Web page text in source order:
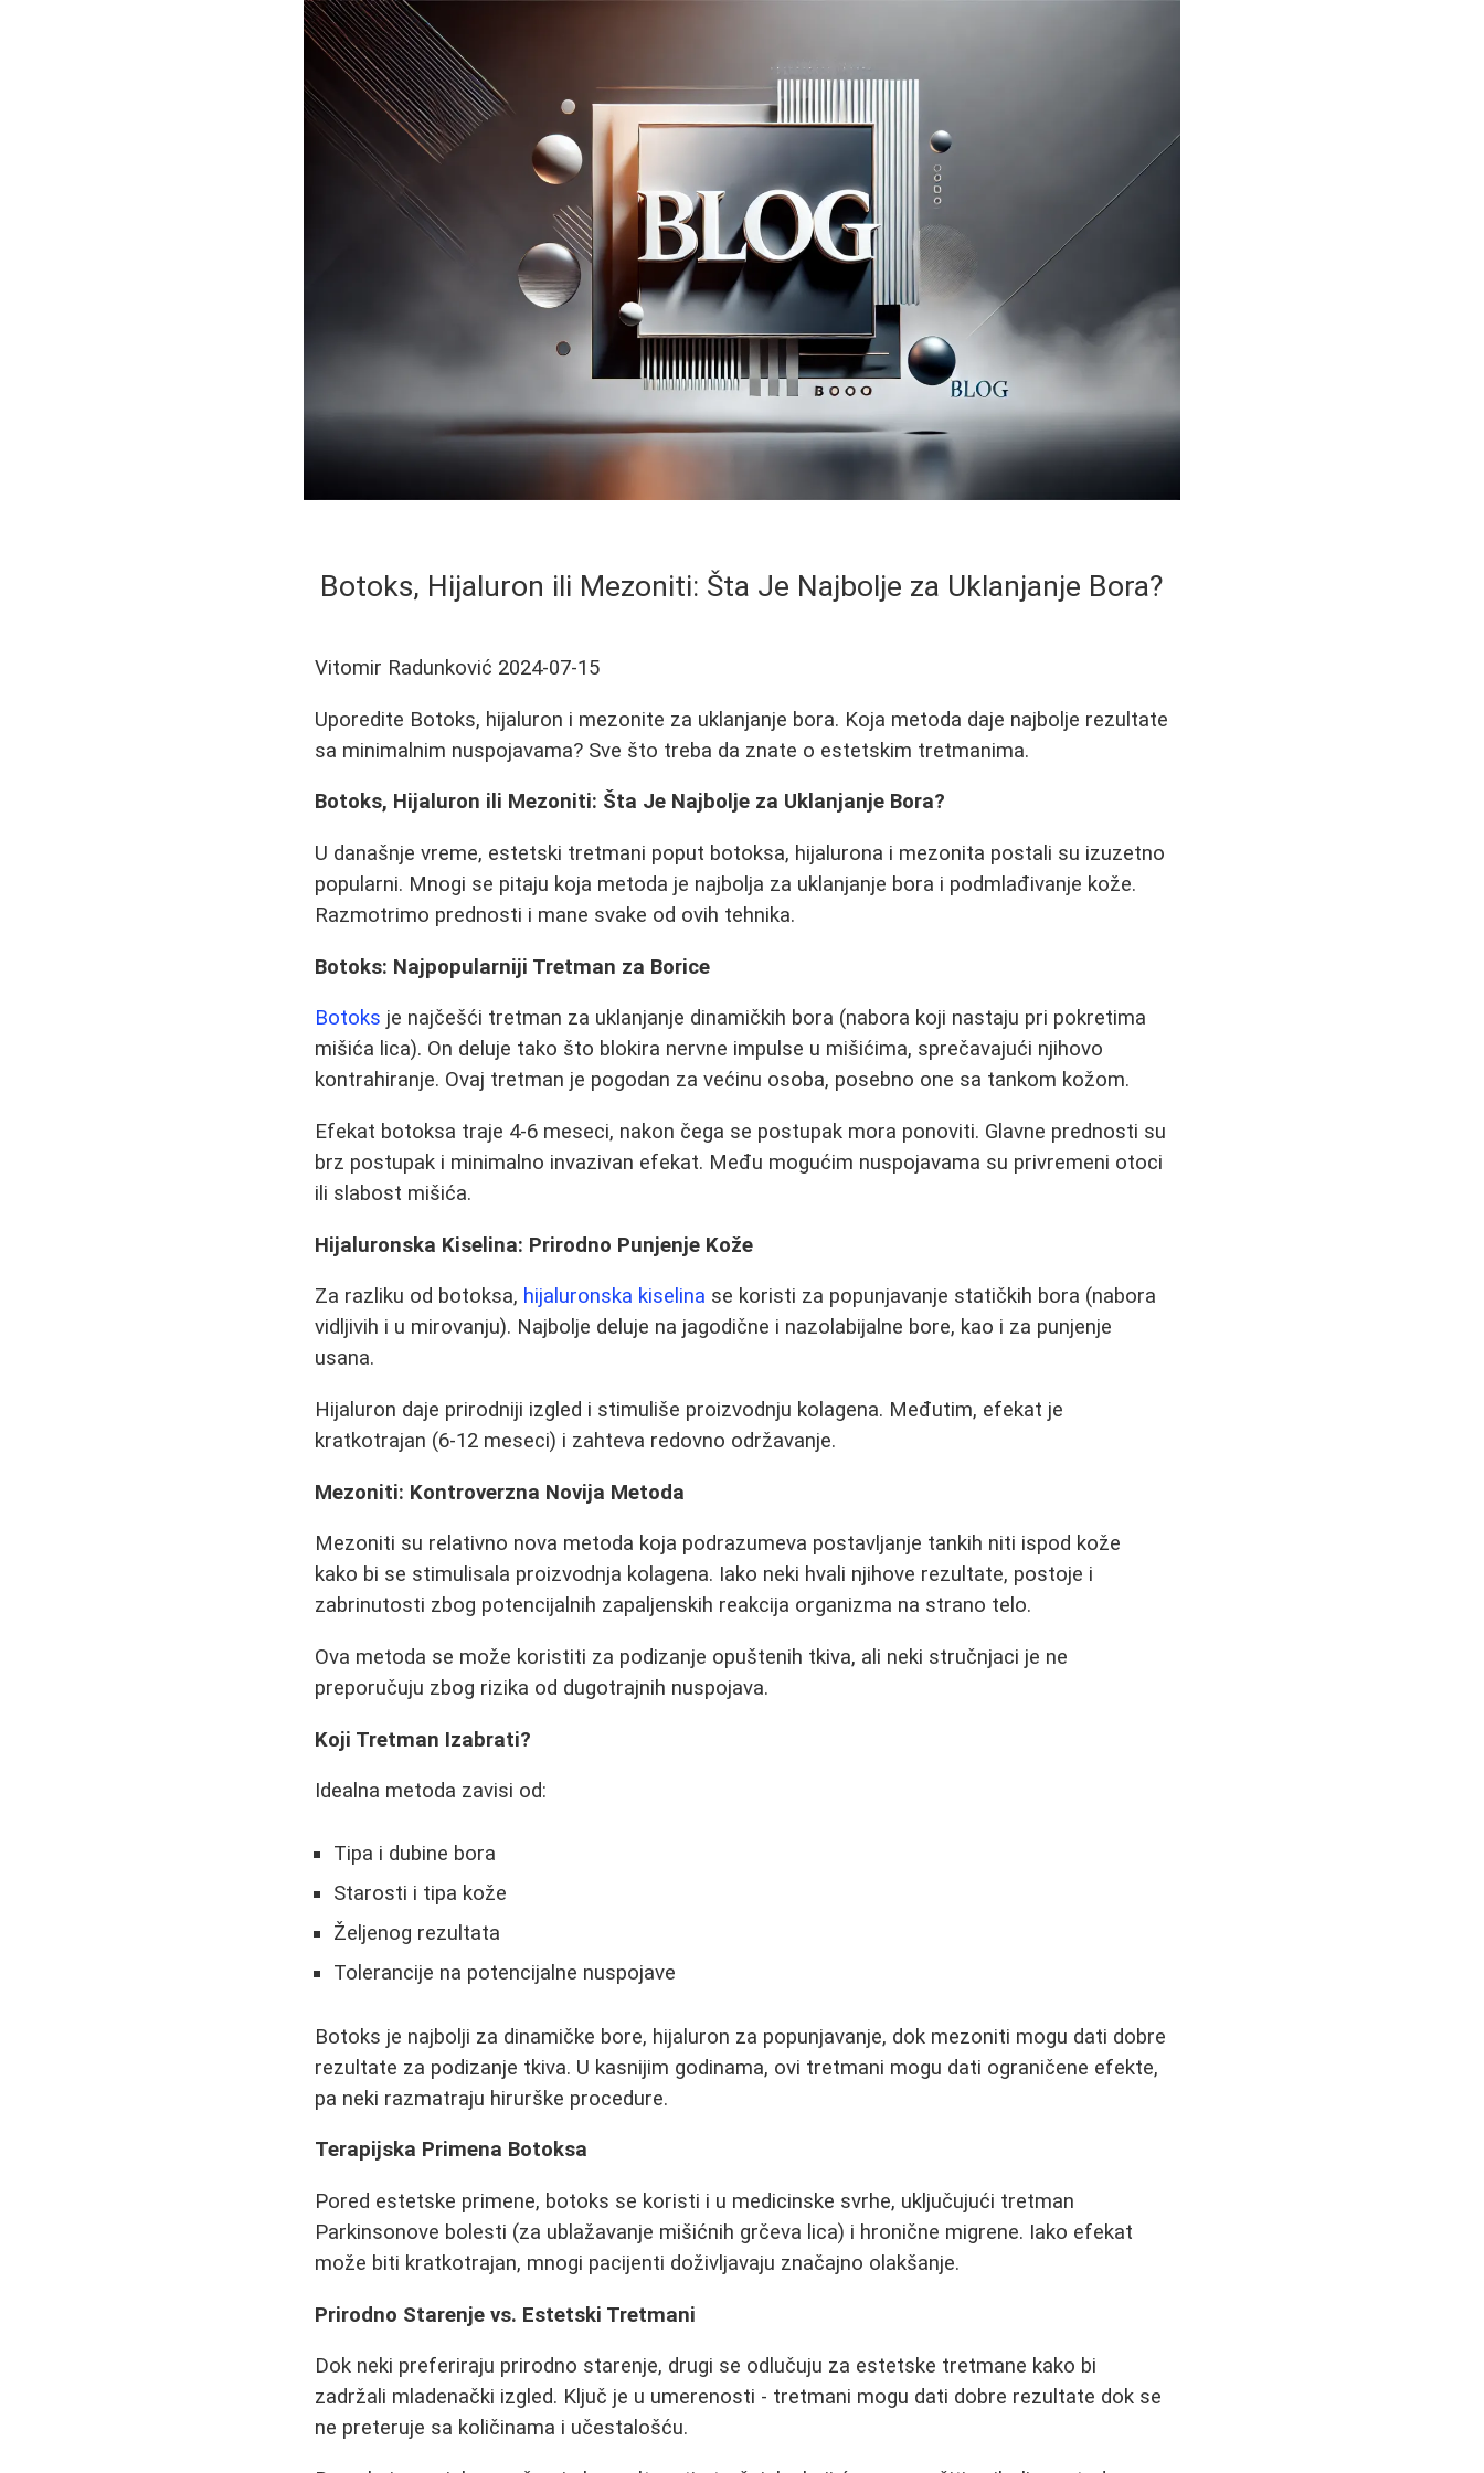
Botoks, Hijaluron ili Mezoniti: Šta Je Najbolje za Uklanjanje Bora?
Vitomir Radunković 2024-07-15
Uporedite Botoks, hijaluron i mezonite za uklanjanje bora. Koja metoda daje najbolje rezultate
sa minimalnim nuspojavama? Sve što treba da znate o estetskim tretmanima.
Botoks, Hijaluron ili Mezoniti: Šta Je Najbolje za Uklanjanje Bora?
U današnje vreme, estetski tretmani poput botoksa, hijalurona i mezonita postali su izuzetno
popularni. Mnogi se pitaju koja metoda je najbolja za uklanjanje bora i podmlađivanje kože.
Razmotrimo prednosti i mane svake od ovih tehnika.
Botoks: Najpopularniji Tretman za Borice
Botoks je najčešći tretman za uklanjanje dinamičkih bora (nabora koji nastaju pri pokretima
mišića lica). On deluje tako što blokira nervne impulse u mišićima, sprečavajući njihovo
kontrahiranje. Ovaj tretman je pogodan za većinu osoba, posebno one sa tankom kožom.
Efekat botoksa traje 4-6 meseci, nakon čega se postupak mora ponoviti. Glavne prednosti su
brz postupak i minimalno invazivan efekat. Među mogućim nuspojavama su privremeni otoci
ili slabost mišića.
Hijaluronska Kiselina: Prirodno Punjenje Kože
Za razliku od botoksa, hijaluronska kiselina se koristi za popunjavanje statičkih bora (nabora
vidljivih i u mirovanju). Najbolje deluje na jagodične i nazolabijalne bore, kao i za punjenje
usana.
Hijaluron daje prirodniji izgled i stimuliše proizvodnju kolagena. Međutim, efekat je
kratkotrajan (6-12 meseci) i zahteva redovno održavanje.
Mezoniti: Kontroverzna Novija Metoda
Mezoniti su relativno nova metoda koja podrazumeva postavljanje tankih niti ispod kože
kako bi se stimulisala proizvodnja kolagena. Iako neki hvali njihove rezultate, postoje i
zabrinutosti zbog potencijalnih zapaljenskih reakcija organizma na strano telo.
Ova metoda se može koristiti za podizanje opuštenih tkiva, ali neki stručnjaci je ne
preporučuju zbog rizika od dugotrajnih nuspojava.
Koji Tretman Izabrati?
Idealna metoda zavisi od:
Tipa i dubine bora
Starosti i tipa kože
Željenog rezultata
Tolerancije na potencijalne nuspojave
Botoks je najbolji za dinamičke bore, hijaluron za popunjavanje, dok mezoniti mogu dati dobre
rezultate za podizanje tkiva. U kasnijim godinama, ovi tretmani mogu dati ograničene efekte,
pa neki razmatraju hirurške procedure.
Terapijska Primena Botoksa
Pored estetske primene, botoks se koristi i u medicinske svrhe, uključujući tretman
Parkinsonove bolesti (za ublažavanje mišićnih grčeva lica) i hronične migrene. Iako efekat
može biti kratkotrajan, mnogi pacijenti doživljavaju značajno olakšanje.
Prirodno Starenje vs. Estetski Tretmani
Dok neki preferiraju prirodno starenje, drugi se odlučuju za estetske tretmane kako bi
zadržali mladenački izgled. Ključ je u umerenosti - tretmani mogu dati dobre rezultate dok se
ne preteruje sa količinama i učestalošću.